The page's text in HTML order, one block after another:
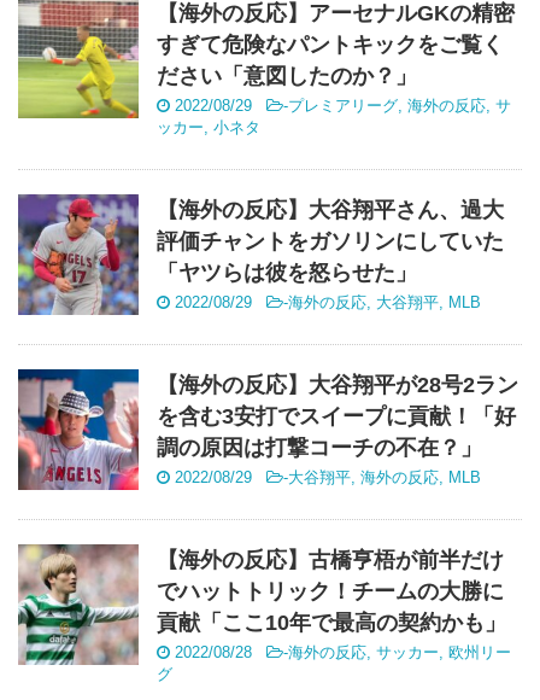
【海外の反応】アーセナルGKの精密
すぎて危険なパントキックをご覧く
ださい「意図したのか？」
2022/08/29 -プレミアリーグ, 海外の反応, サ
ッカー, 小ネタ
【海外の反応】大谷翔平さん、過大
評価チャントをガソリンにしていた
「ヤツらは彼を怒らせた」
2022/08/29 -海外の反応, 大谷翔平, MLB
【海外の反応】大谷翔平が28号2ラン
を含む3安打でスイープに貢献！「好
調の原因は打撃コーチの不在？」
2022/08/29 -大谷翔平, 海外の反応, MLB
【海外の反応】古橋亨梧が前半だけ
でハットトリック！チームの大勝に
貢献「ここ10年で最高の契約かも」
2022/08/28 -海外の反応, サッカー, 欧州リー
グ